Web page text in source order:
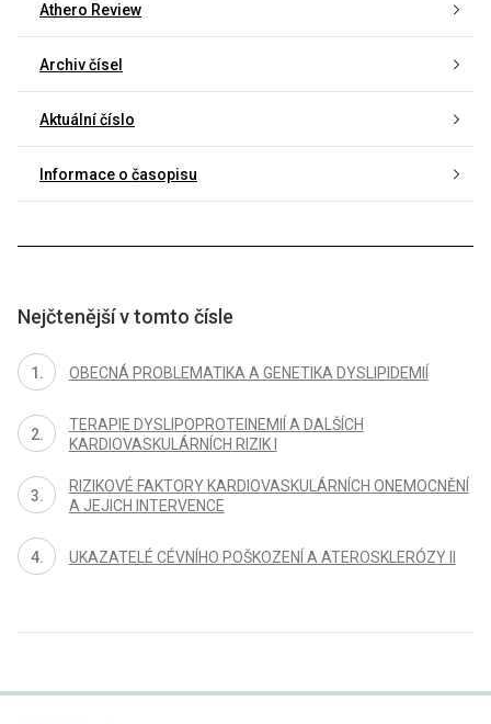
Athero Review
Archiv čísel
Aktuální číslo
Informace o časopisu
Nejčtenější v tomto čísle
OBECNÁ PROBLEMATIKA A GENETIKA DYSLIPIDEMIÍ
TERAPIE DYSLIPOPROTEINEMIÍ A DALŠÍCH
KARDIOVASKULÁRNÍCH RIZIK I
RIZIKOVÉ FAKTORY KARDIOVASKULÁRNÍCH ONEMOCNĚNÍ
A JEJICH INTERVENCE
UKAZATELÉ CÉVNÍHO POŠKOZENÍ A ATEROSKLERÓZY II